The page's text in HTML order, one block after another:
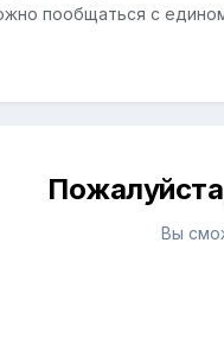
пообщаться с
Вы